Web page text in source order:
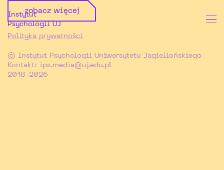
Instytut
Psychologii UJ
zobacz więcej
Polityka prywatności
© Instytut Psychologii Uniwersytetu Jagiellońskiego
Kontakt: ips.media@uj.edu.pl
2018-2026